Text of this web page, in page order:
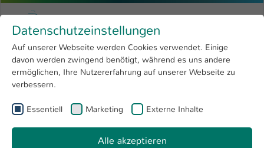
Menu
Forschung 4
Open submenu
Hochschule
International
Zum Hauptinhalt springen
Hochschule Kaiserslautern
Sie sind hier:
Labore
Fachbereich
Datenschutzeinstellungen
Auf unserer Webseite werden Cookies verwendet. Einige
davon werden zwingend benötigt, während es uns andere
ermöglichen, Ihre Nutzererfahrung auf unserer Webseite zu
verbessern.
Essentiell Marketing Externe Inhalte
Alle akzeptieren